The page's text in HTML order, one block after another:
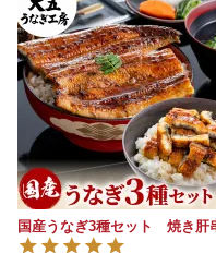
国産うなぎ3種セット 焼き肝